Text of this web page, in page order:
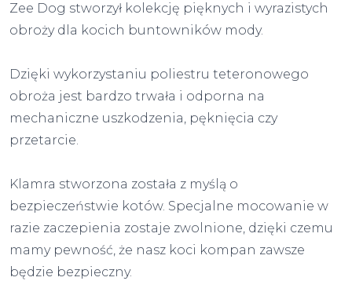
Zee Dog stworzył kolekcję pięknych i wyrazistych
obroży dla kocich buntowników mody.
Dzięki wykorzystaniu poliestru teteronowego
obroża jest bardzo trwała i odporna na
mechaniczne uszkodzenia, pęknięcia czy
przetarcie.
Klamra stworzona została z myślą o
bezpieczeństwie kotów. Specjalne mocowanie w
razie zaczepienia zostaje zwolnione, dzięki czemu
mamy pewność, że nasz koci kompan zawsze
będzie bezpieczny.